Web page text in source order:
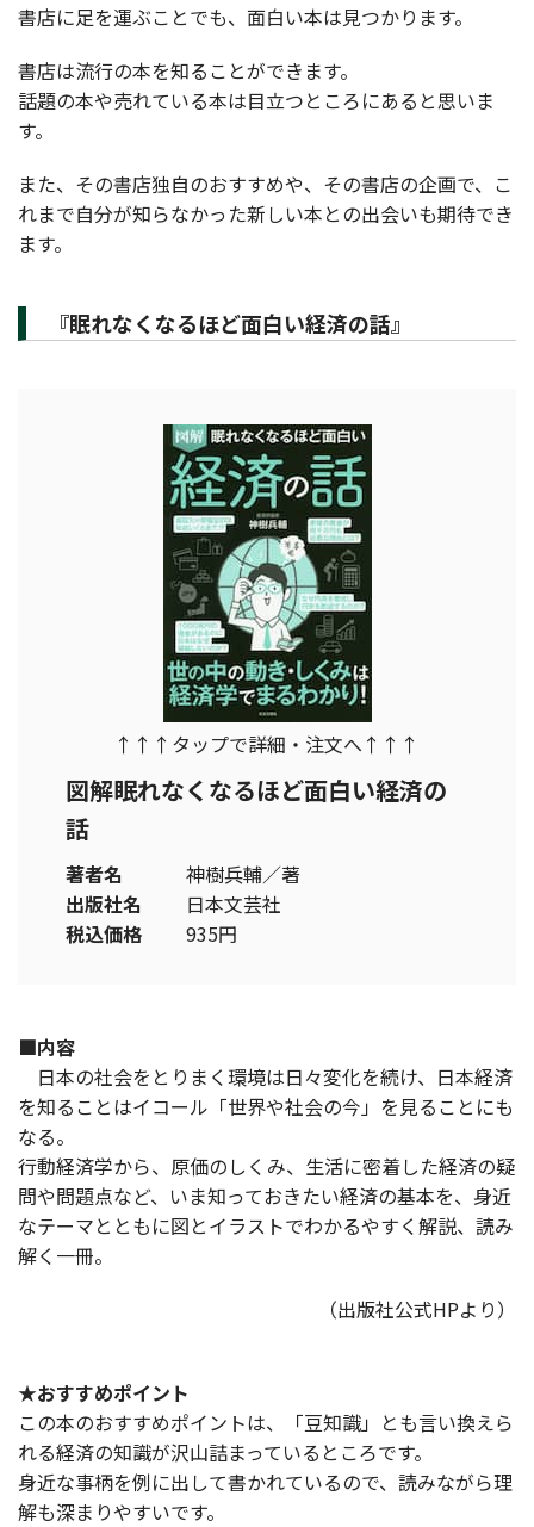
書店に足を運ぶことでも、面白い本は見つかります。
書店は流行の本を知ることができます。
話題の本や売れている本は目立つところにあると思いま
す。
また、その書店独自のおすすめや、その書店の企画で、こ
れまで自分が知らなかった新しい本との出会いも期待でき
ます。
『眠れなくなるほど面白い経済の話』
↑↑↑タップで詳細・注文へ↑↑↑
図解眠れなくなるほど面白い経済の
話
著者名
神樹兵輔／著
出版社名
日本文芸社
税込価格
935円
■内容
日本の社会をとりまく環境は日々変化を続け、日本経済
を知ることはイコール「世界や社会の今」を見ることにも
なる。
行動経済学から、原価のしくみ、生活に密着した経済の疑
問や問題点など、いま知っておきたい経済の基本を、身近
なテーマとともに図とイラストでわかるやすく解説、読み
解く一冊。
（出版社公式HPより）
★おすすめポイント
この本のおすすめポイントは、「豆知識」とも言い換えら
れる経済の知識が沢山詰まっているところです。
身近な事柄を例に出して書かれているので、読みながら理
解も深まりやすいです。